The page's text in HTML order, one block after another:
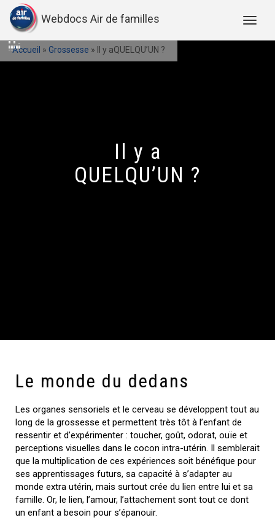
Webdocs Air de familles
Accueil » Grossesse » Il y aQUELQU’UN ?
Il y a
QUELQU’UN ?
Le monde du dedans
Les organes sensoriels et le cerveau se développent tout au
long de la grossesse et permettent très tôt à l’enfant de
ressentir et d’expérimenter : toucher, goût, odorat, ouïe et
perceptions visuelles dans le cocon intra-utérin. Il semblerait
que la multiplication de ces expériences soit bénéfique pour
ses apprentissages futurs, sa capacité à s’adapter au
monde extra utérin, mais surtout crée du lien entre lui et sa
famille. Or, le lien, l’amour, l’attachement sont tout ce dont
un enfant a besoin pour s’épanouir.